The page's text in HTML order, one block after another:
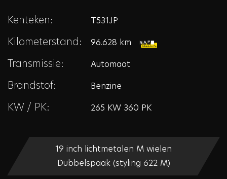
Kenteken: T531JP
Kilometerstand: 96.628 km
Transmissie: Automaat
Brandstof: Benzine
KW / PK: 265 KW 360 PK
19 inch lichtmetalen M wielen
Dubbelspaak (styling 622 M)